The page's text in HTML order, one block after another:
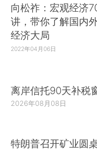
向松祚：宏观经济
讲，带你了解国内
经济大局
2022年04月06日
离岸信托90天补税
2026年08月08日
特朗普召开矿业圆